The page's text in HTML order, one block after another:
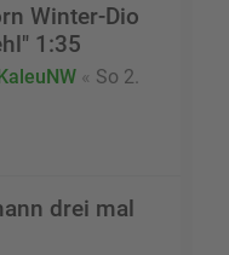
Winter-Dio
1:35
« So 2.
drei mal